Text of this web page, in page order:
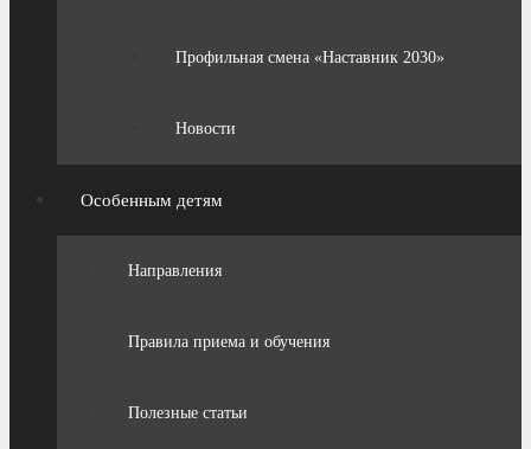
Профильная смена «Наставник 2030»
Новости
Особенным детям
Направления
Правила приема и обучения
Полезные статьи